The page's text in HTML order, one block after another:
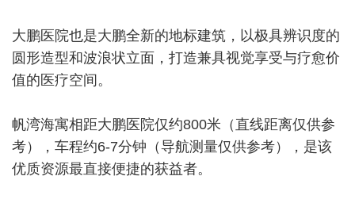
大鹏医院也是大鹏全新的地标建筑，以极具辨识度的
圆形造型和波浪状立面，打造兼具视觉享受与疗愈价
值的医疗空间。
帆湾海寓相距大鹏医院仅约800米（直线距离仅供参
考），车程约6-7分钟（导航测量仅供参考），是该
优质资源最直接便捷的获益者。